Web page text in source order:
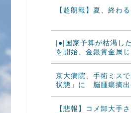
【超朗報】夏、終わる
|●|国家予算が枯渇し
を開始、金銀貴金属
京大病院、手術ミス
状態」に 脳腫瘍摘出
【悲報】コメ卸大手